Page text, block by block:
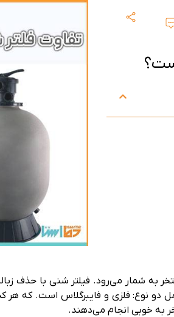
به شمار می‌رود. فیلتر شنی با حذف
نوع: فلزی و فایبرگلاس است. که هر
به خوبی انجام می‌دهند.